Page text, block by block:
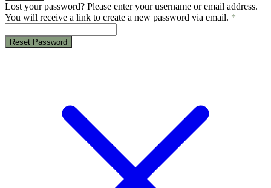
Lost your password? Please enter your username or email address.
You will receive a link to create a new password via email. *
Reset Password